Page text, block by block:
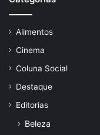
Alimentos
Cinema
Coluna Social
Destaque
Editorias
Beleza